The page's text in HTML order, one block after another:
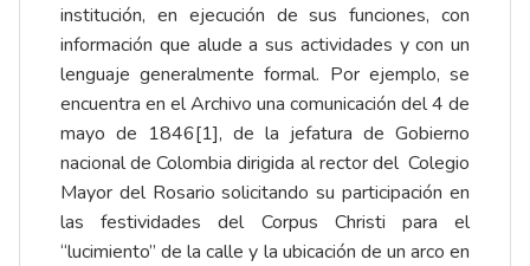
institución, en ejecución de sus funciones, con
información que alude a sus actividades y con un
lenguaje generalmente formal. Por ejemplo, se
encuentra en el Archivo una comunicación del 4 de
mayo de 1846[1], de la jefatura de Gobierno
nacional de Colombia dirigida al rector del Colegio
Mayor del Rosario solicitando su participación en
las festividades del Corpus Christi para el
“lucimiento” de la calle y la ubicación de un arco en